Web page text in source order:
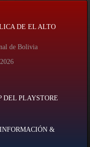
DE EL ALTO
de Bolivia
2026
DEL PLAYSTORE
&